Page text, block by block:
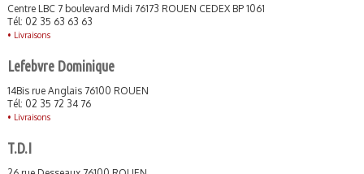
Centre LBC 7 boulevard Midi 76173 ROUEN CEDEX BP 1061
Tél: 02 35 63 63 63
• Livraisons
Lefebvre Dominique
14Bis rue Anglais 76100 ROUEN
Tél: 02 35 72 34 76
• Livraisons
T.D.I